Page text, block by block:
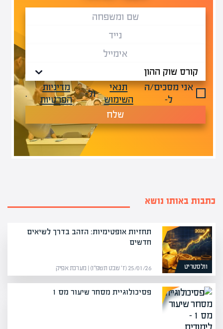
אני מסכים/ה
ל-
תנאי
השימוש
ול-
מדיניות
הפרטיות
.
שלח
כתבות באותו נושא
וולסטריט
תחזיות אופטימיות: הזהב בדרך לשיאים
חדשים
25/01/26 (ז׳ שבט תשפ״ו) | מערכת אפיק
פסיכולוגיית מסחר שיעור מס 1